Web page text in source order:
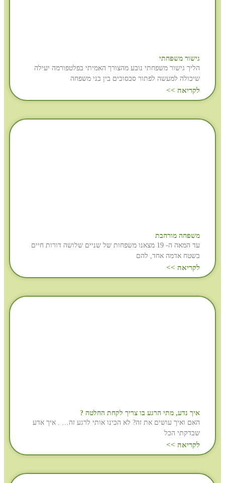
גישור משפחתי
הליך גישור משפחתי נובע מהצורך האמיתי בפלטפורמה יעילה
שיכולה למעשה לפתור סכסוכים בין בני משפחה
לקריאה >>
משפחה מורחבת
עד המאה ה- 19 מצאנו משפחות של שניים שלושה דורות חיים
בשטח אדמה אחד, להם
לקריאה >>
איך נדע, מתי הרגע בו צריך לקחת החלטה ?
האם ואיך עושים את זה? לא הכינו אותי לרגע זה… . איך אדע
שבדקתי הכל
לקריאה >>